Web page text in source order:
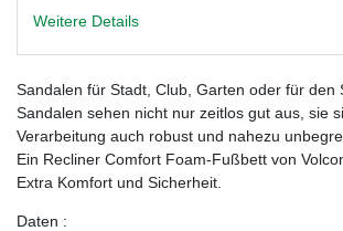
Weitere Details
Sandalen für Stadt, Club, Garten oder für den
Sandalen sehen nicht nur zeitlos gut aus, sie
Verarbeitung auch robust und nahezu
Ein Recliner Comfort Foam-Fußbett von
Extra Komfort und Sicherheit.
Daten :